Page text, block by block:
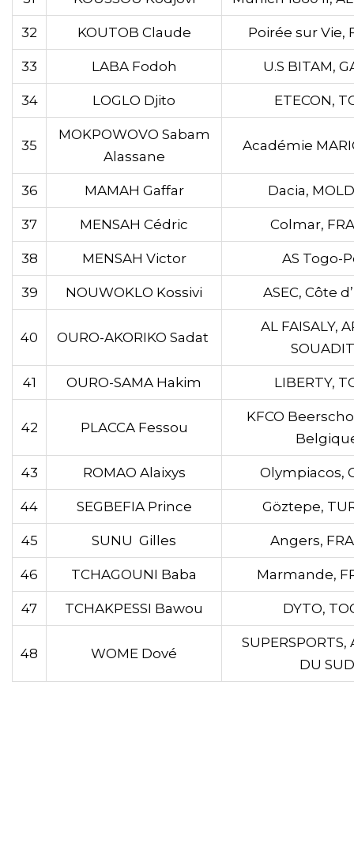
32 KOUTOB Claude Poirée sur Vie,
33 LABA Fodoh U.S BITAM,
34 LOGLO Djito ETECON,
35
MOKPOWOVO Sabam
Alassane
Académie
36 MAMAH Gaffar Dacia,
37 MENSAH Cédric Colmar,
38 MENSAH Victor AS Togo-
39 NOUWOKLO Kossivi ASEC, Côte
40 OURO-AKORIKO Sadat
AL FAISALY,
41 OURO-SAMA Hakim LIBERTY,
42 PLACCA Fessou
KFCO
43 ROMAO Alaixys Olympiacos,
44 SEGBEFIA Prince Göztepe,
45 SUNU Gilles Angers,
46 TCHAGOUNI Baba Marmande,
47 TCHAKPESSI Bawou DYTO,
48 WOME Dové
SUPERSPORTS,
DU SUD